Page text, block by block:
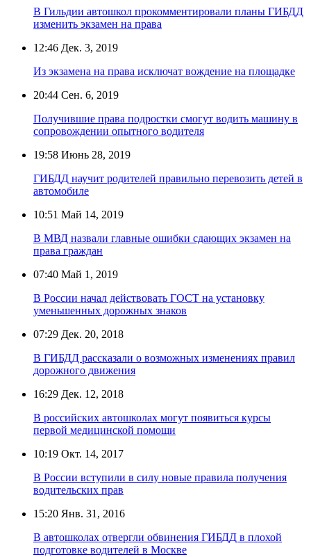
В Гильдии автошкол прокомментировали планы ГИБДД
изменить экзамен на права
12:46 Дек. 3, 2019
Из экзамена на права исключат вождение на площадке
20:44 Сен. 6, 2019
Получившие права подростки смогут водить машину в
сопровождении опытного водителя
19:58 Июнь 28, 2019
ГИБДД научит родителей правильно перевозить детей в
автомобиле
10:51 Май 14, 2019
В МВД назвали главные ошибки сдающих экзамен на
права граждан
07:40 Май 1, 2019
В России начал действовать ГОСТ на установку
уменьшенных дорожных знаков
07:29 Дек. 20, 2018
В ГИБДД рассказали о возможных изменениях правил
дорожного движения
16:29 Дек. 12, 2018
В российских автошколах могут появиться курсы
первой медицинской помощи
10:19 Окт. 14, 2017
В России вступили в силу новые правила получения
водительских прав
15:20 Янв. 31, 2016
В автошколах отвергли обвинения ГИБДД в плохой
подготовке водителей в Москве